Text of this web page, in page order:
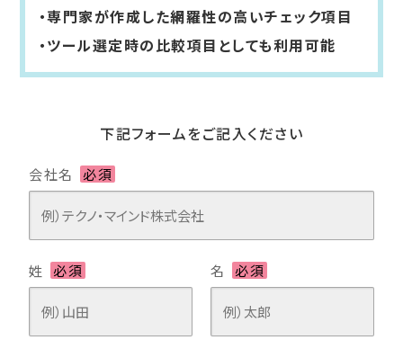
専門家が作成した網羅性の高いチェック項目
ツール選定時の比較項目としても利用可能
下記フォームをご記入ください
会社名 必須
姓 必須 名 必須